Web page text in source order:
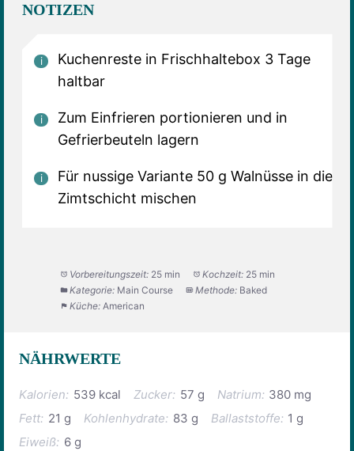
NOTIZEN
Kuchenreste in Frischhaltebox 3 Tage
haltbar
Zum Einfrieren portionieren und in
Gefrierbeuteln lagern
Für nussige Variante 50 g Walnüsse in die
Zimtschicht mischen
Vorbereitungszeit: 25 min Kochzeit: 25 min
Kategorie: Main Course Methode: Baked
Küche: American
NÄHRWERTE
Kalorien: 539 kcal Zucker: 57 g Natrium: 380 mg
Fett: 21 g Kohlenhydrate: 83 g Ballaststoffe: 1 g
Eiweiß: 6 g